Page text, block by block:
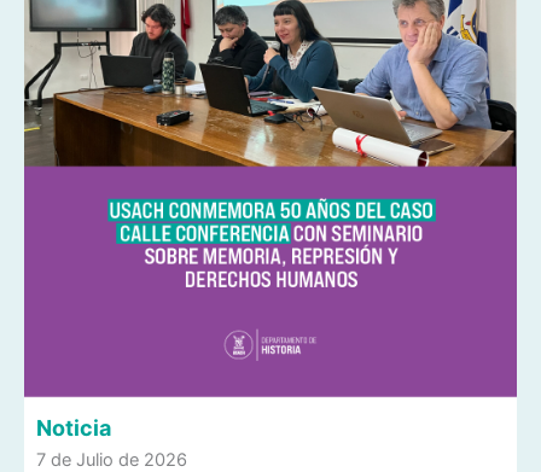
Noticia
7 de Julio de 2026